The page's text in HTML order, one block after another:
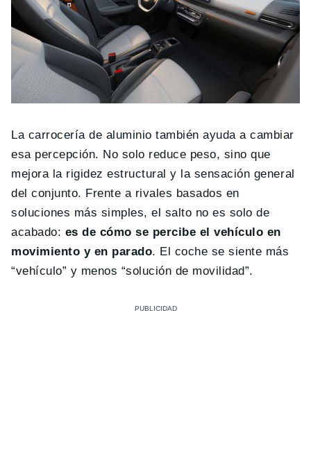
La carrocería de aluminio también ayuda a cambiar
esa percepción. No solo reduce peso, sino que
mejora la rigidez estructural y la sensación general
del conjunto. Frente a rivales basados en
soluciones más simples, el salto no es solo de
acabado: es de cómo se percibe el vehículo en
movimiento y en parado. El coche se siente más
“vehículo” y menos “solución de movilidad”.